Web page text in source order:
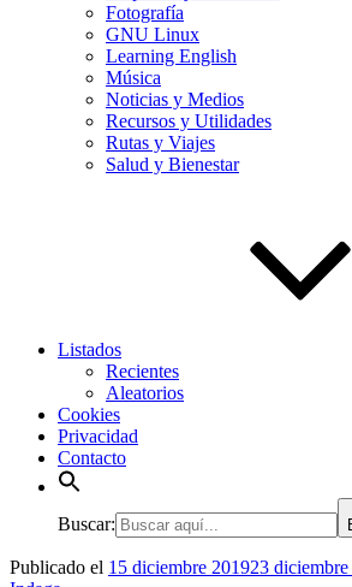
Fotografía
GNU Linux
Learning English
Música
Noticias y Medios
Recursos y Utilidades
Rutas y Viajes
Salud y Bienestar
Listados
Recientes
Aleatorios
Cookies
Privacidad
Contacto
Buscar:
Publicado el 15 diciembre 201923